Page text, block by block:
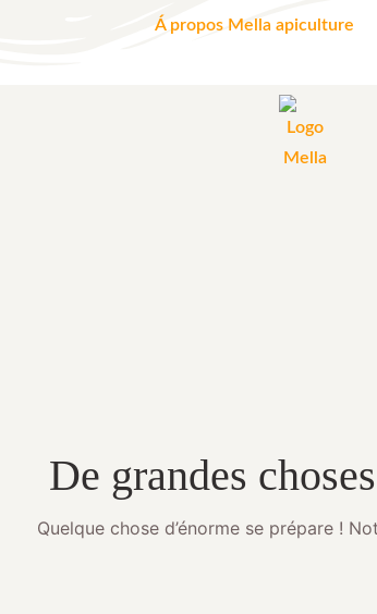
Á propos Mella apiculture
De grandes
Quelque chose d’énorme se prépare !